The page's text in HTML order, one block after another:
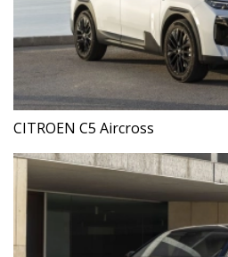
CITROEN C5 Aircross